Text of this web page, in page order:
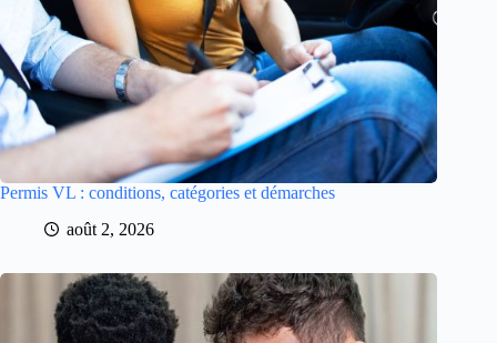
Permis VL : conditions, catégories et démarches
août 2, 2026